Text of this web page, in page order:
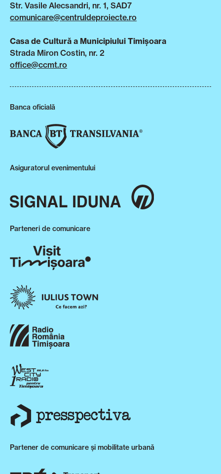
Str. Vasile Alecsandri, nr. 1, SAD7
comunicare@centruldeproiecte.ro
Casa de Cultură a Municipiului Timișoara
Strada Miron Costin, nr. 2
office@ccmt.ro
Banca oficială
Asiguratorul evenimentului
Parteneri de comunicare
Partener de comunicare și mobilitate urbană